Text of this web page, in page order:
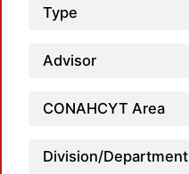
Type
Advisor
CONAHCYT Area
Division/Department